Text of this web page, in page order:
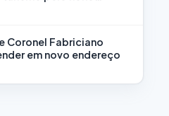
Coronel Fabriciano
em novo endereço